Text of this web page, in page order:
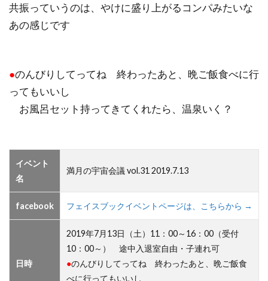
共振っていうのは、やけに盛り上がるコンパみたいな
あの感じです
●のんびりしてってね 終わったあと、晩ご飯食べに行
ってもいいし
お風呂セット持ってきてくれたら、温泉いく？
イベント
名
満月の宇宙会議 vol.31 2019.7.13
facebook フェイスブックイベントページは、こちらから →
日時
2019年7月13日（土）11：00～16：00（受付
10：00～） 途中入退室自由・子連れ可
●のんびりしてってね 終わったあと、晩ご飯食
べに行ってもいいし